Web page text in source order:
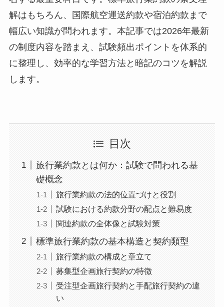
解はもちろん、国際航空運送約款や宿泊約款まで
幅広い知識が問われます。本記事では2026年最新
の制度内容を踏まえ、試験頻出ポイントを体系的
に整理し、効率的な学習方法と暗記のコツを解説
します。
目次
旅行業約款とは何か：試験で問われる基
礎概念
旅行業約款の法的位置づけと役割
試験における約款分野の配点と難易度
関連約款の全体像と試験対策
標準旅行業約款の基本構造と契約類型
旅行業約款の構成と章立て
募集型企画旅行契約の特徴
受注型企画旅行契約と手配旅行契約の違
い